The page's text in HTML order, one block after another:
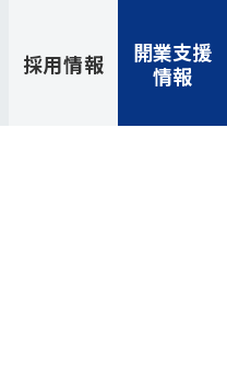
採用情報
開業支援
情報